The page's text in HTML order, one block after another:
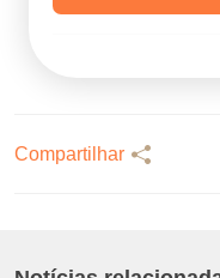
Compartilhar